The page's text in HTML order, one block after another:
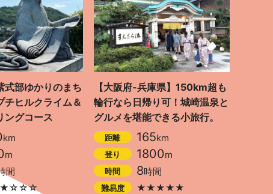
式部ゆかりのまち
ヒルクライム＆
ングコース
km
m
間
【大阪府-兵庫県】150km超も
輪行なら日帰り可！城崎温泉と
グルメを堪能できる小旅行。
距離 165km
登り 1800m
時間 8時間
難易度 ★★★★★